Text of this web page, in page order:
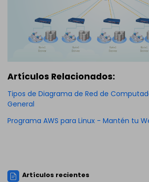
Artículos Relacionados:
Tipos de Diagrama de Red de
General
Programa AWS para Linux - Mantén tu
Artículos recientes